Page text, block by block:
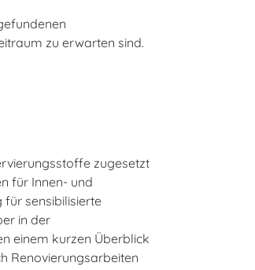
zu erwarten sind.
zugesetzt
für Innen- und
für sensibilisierte
in der
einem kurzen Überblick
Renovierungsarbeiten